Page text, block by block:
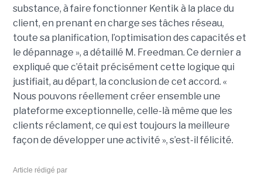
substance, à faire fonctionner Kentik à la place du
client, en prenant en charge ses tâches réseau,
toute sa planification, l’optimisation des capacités et
le dépannage », a détaillé M. Freedman. Ce dernier a
expliqué que c’était précisément cette logique qui
justifiait, au départ, la conclusion de cet accord. «
Nous pouvons réellement créer ensemble une
plateforme exceptionnelle, celle-là même que les
clients réclament, ce qui est toujours la meilleure
façon de développer une activité », s’est-il félicité.
Article rédigé par